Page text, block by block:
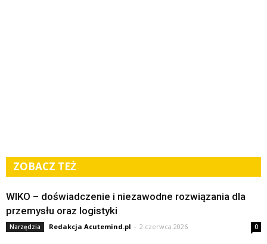
ZOBACZ TEŻ
WIKO – doświadczenie i niezawodne rozwiązania dla
przemysłu oraz logistyki
Narzędzia Redakcja Acutemind.pl - 2 czerwca 2026 0